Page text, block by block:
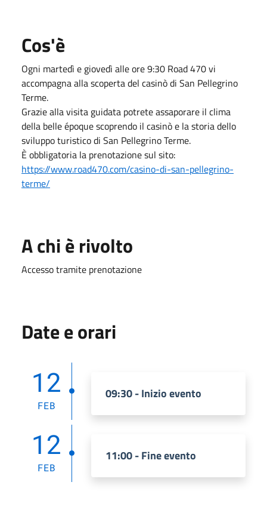
Cos'è
Ogni martedì e giovedì alle ore 9:30 Road 470 vi
accompagna alla scoperta del casinò di San Pellegrino
Terme.
Grazie alla visita guidata potrete assaporare il clima
della belle époque scoprendo il casinò e la storia dello
sviluppo turistico di San Pellegrino Terme.
È obbligatoria la prenotazione sul sito:
https://www.road470.com/casino-di-san-pellegrino-
terme/
A chi è rivolto
Accesso tramite prenotazione
Date e orari
12
FEB
09:30 - Inizio evento
12
FEB
11:00 - Fine evento